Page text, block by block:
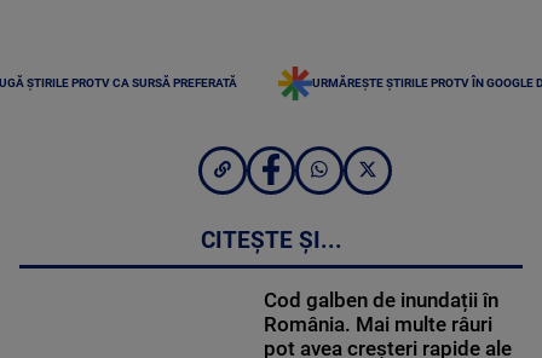
ȘTIRILE PROTV CA SURSĂ PREFERATĂ URMĂREȘTE ȘTIRILE PROTV ÎN GOOGLE
CITEȘTE ȘI...
Cod galben de inundații în
România. Mai multe râuri
pot avea creșteri rapide ale